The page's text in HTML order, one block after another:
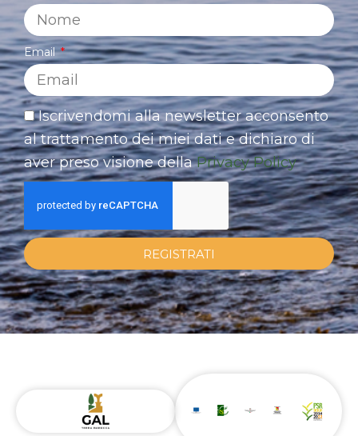
Email
Iscrivendomi alla newsletter acconsento
al trattamento dei miei dati e dichiaro di
aver preso visione dellaPrivacy Policy
REGISTRATI